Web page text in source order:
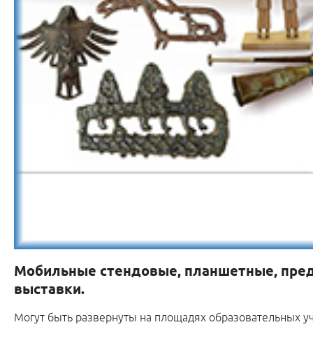
Мобильные стендовые, планшетные,
выставки.
Могут быть развернуты на площадях образовательных